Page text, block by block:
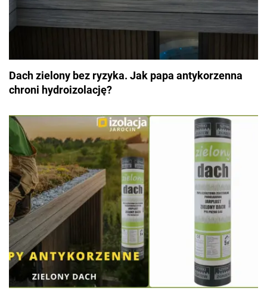
Dach zielony bez ryzyka. Jak papa antykorzenna
chroni hydroizolację?